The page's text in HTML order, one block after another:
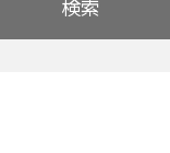
検索